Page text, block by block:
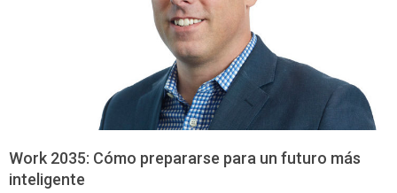
Work 2035: Cómo prepararse para un futuro más
inteligente